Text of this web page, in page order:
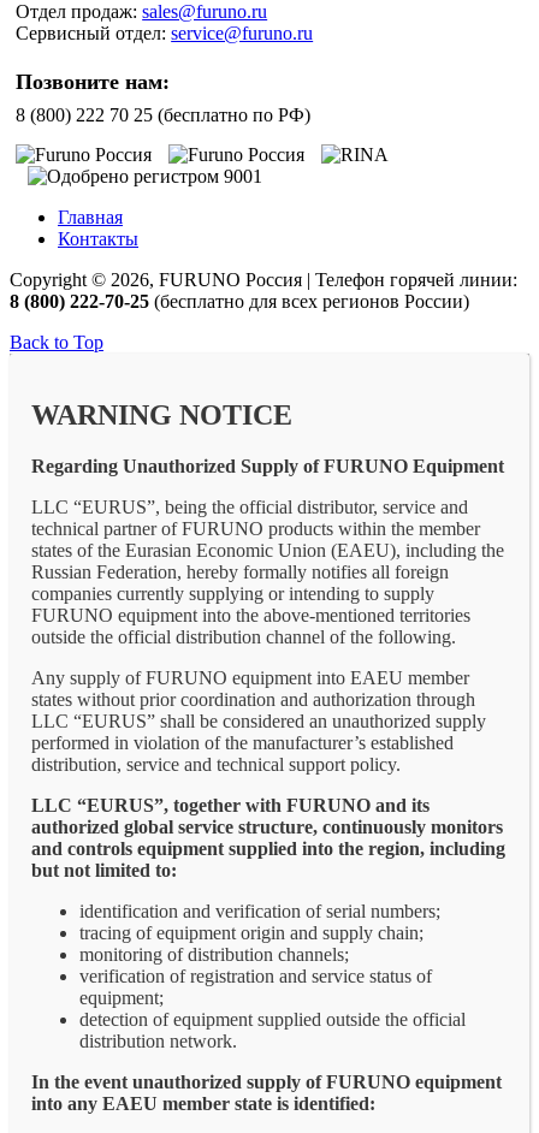
Отдел продаж:sales@furuno.ru
Сервисный отдел:service@furuno.ru
Позвоните нам:
8 (800) 222 70 25 (бесплатно по РФ)
Главная
Контакты
Copyright © 2026, FURUNO Россия | Телефон горячей линии:
8 (800) 222-70-25 (бесплатно для всех регионов России)
Back to Top
WARNING NOTICE
Regarding Unauthorized Supply of FURUNO Equipment
LLC “EURUS”, being the official distributor, service and
technical partner of FURUNO products within the member
states of the Eurasian Economic Union (EAEU), including the
Russian Federation, hereby formally notifies all foreign
companies currently supplying or intending to supply
FURUNO equipment into the above-mentioned territories
outside the official distribution channel of the following.
Any supply of FURUNO equipment into EAEU member
states without prior coordination and authorization through
LLC “EURUS” shall be considered an unauthorized supply
performed in violation of the manufacturer’s established
distribution, service and technical support policy.
LLC “EURUS”, together with FURUNO and its
authorized global service structure, continuously monitors
and controls equipment supplied into the region, including
but not limited to:
identification and verification of serial numbers;
tracing of equipment origin and supply chain;
monitoring of distribution channels;
verification of registration and service status of
equipment;
detection of equipment supplied outside the official
distribution network.
In the event unauthorized supply of FURUNO equipment
into any EAEU member state is identified: